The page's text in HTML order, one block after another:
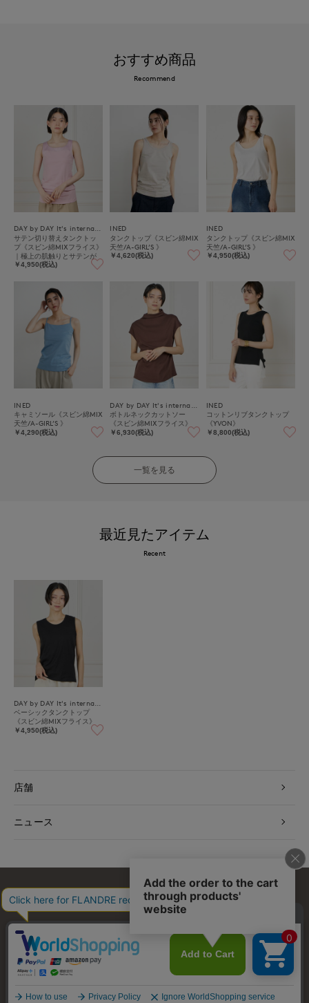
おすすめ商品
Recommend
サテン切り替えタンクトッ
プ《スビン綿MIXフライス》
｜極上の肌触りとサテンが
映える上品インナー
￥4,950(税込)
INED
タンクトップ《スビン綿MIX
天竺/A-GIRL’S 》
￥4,620(税込)
INED
タンクトップ《スビン綿MIX
天竺/A-GIRL’S 》
￥4,950(税込)
INED
キャミソール《スビン綿MIX
天竺/A-GIRL’S 》
￥4,290(税込)
ボトルネックカットソー
《スビン綿MIXフライス》
￥6,930(税込)
INED
コットンリブタンクトップ
《YVON》
￥8,800(税込)
一覧を見る
最近見たアイテム
Recent
ベーシックタンクトップ
《スビン綿MIXフライス》
￥4,950(税込)
店舗
ニュース
お問い合わせ 利用規約 会社概要 プライバシーポリシー
特定商取引・古物営業法に基づく表示 店舗リスト